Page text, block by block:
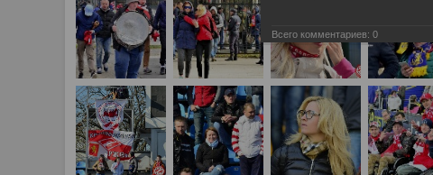
Всего комментариев: 0